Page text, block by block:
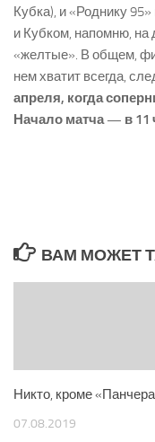
Кубка), и «Роднику
и Кубком, напомню,
«желтые». В общем,
нем хватит всегда,
апреля, когда
Начало матча — в 11
ВАМ МОЖЕТ
Никто, кроме
07.08.2019